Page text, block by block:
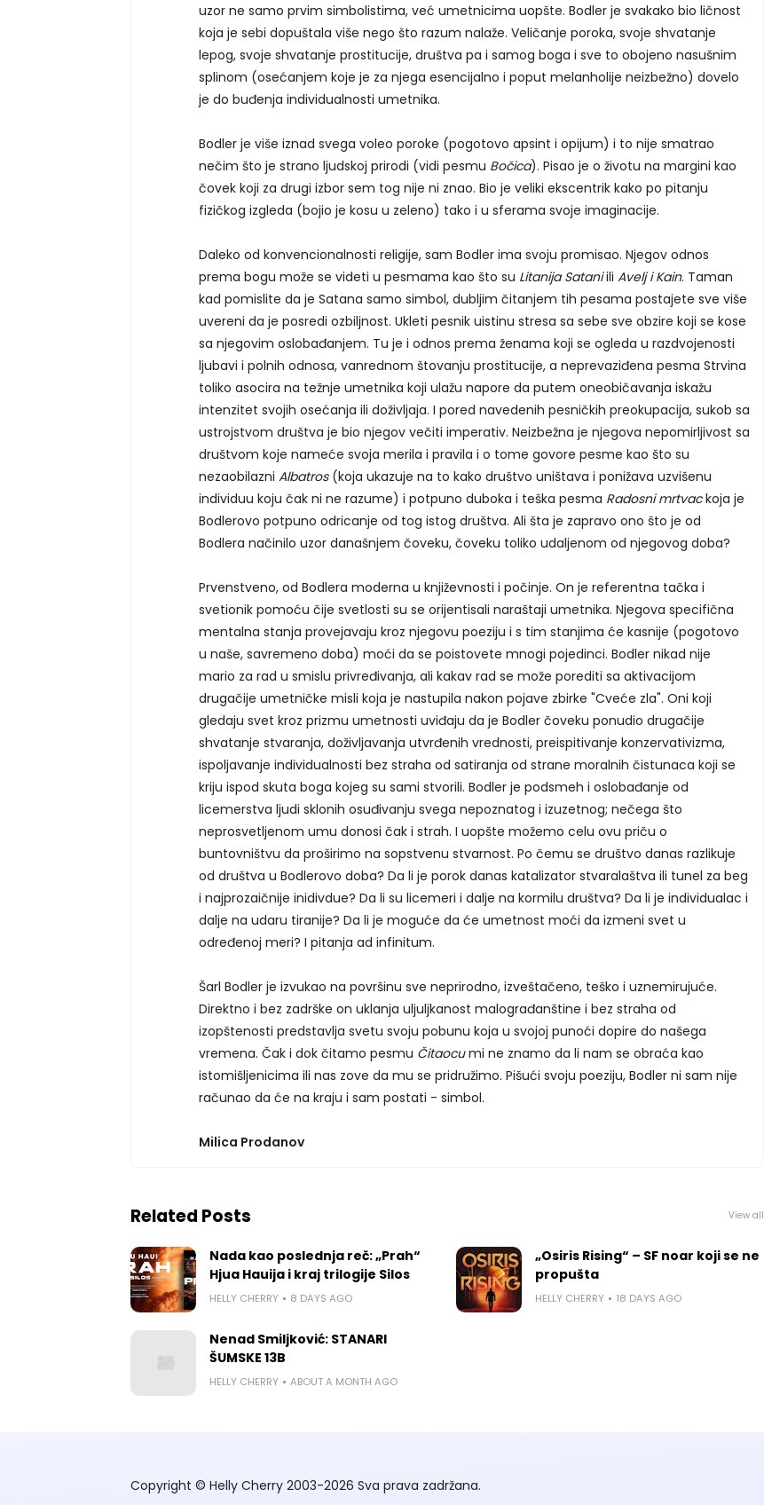
uzor ne samo prvim simbolistima, već umetnicima uopšte. Bodler je svakako bio ličnost
koja je sebi dopuštala više nego što razum nalaže. Veličanje poroka, svoje shvatanje
lepog, svoje shvatanje prostitucije, društva pa i samog boga i sve to obojeno nasušnim
splinom (osećanjem koje je za njega esencijalno i poput melanholije neizbežno) dovelo
je do buđenja individualnosti umetnika.
Bodler je više iznad svega voleo poroke (pogotovo apsint i opijum) i to nije smatrao
nečim što je strano ljudskoj prirodi (vidi pesmu Bočica). Pisao je o životu na margini kao
čovek koji za drugi izbor sem tog nije ni znao. Bio je veliki ekscentrik kako po pitanju
fizičkog izgleda (bojio je kosu u zeleno) tako i u sferama svoje imaginacije.
Daleko od konvencionalnosti religije, sam Bodler ima svoju promisao. Njegov odnos
prema bogu može se videti u pesmama kao što su Litanija Sataniili Avelj i Kain. Taman
kad pomislite da je Satana samo simbol, dubljim čitanjem tih pesama postajete sve više
uvereni da je posredi ozbiljnost. Ukleti pesnik uistinu stresa sa sebe sve obzire koji se kose
sa njegovim oslobađanjem. Tu je i odnos prema ženama koji se ogleda u razdvojenosti
ljubavi i polnih odnosa, vanrednom štovanju prostitucije, a neprevaziđena pesma Strvina
toliko asocira na težnje umetnika koji ulažu napore da putem oneobičavanja iskažu
intenzitet svojih osećanja ili doživljaja. I pored navedenih pesničkih preokupacija, sukob sa
ustrojstvom društva je bio njegov večiti imperativ. Neizbežna je njegova nepomirljivost sa
društvom koje nameće svoja merila i pravila i o tome govore pesme kao što su
nezaobilazni Albatros (koja ukazuje na to kako društvo uništava i ponižava uzvišenu
individuu koju čak ni ne razume) i potpuno duboka i teška pesma Radosni mrtvackoja je
Bodlerovo potpuno odricanje od tog istog društva. Ali šta je zapravo ono što je od
Bodlera načinilo uzor današnjem čoveku, čoveku toliko udaljenom od njegovog doba?
Prvenstveno, od Bodlera moderna u književnosti i počinje. On je referentna tačka i
svetionik pomoću čije svetlosti su se orijentisali naraštaji umetnika. Njegova specifična
mentalna stanja provejavaju kroz njegovu poeziju i s tim stanjima će kasnije (pogotovo
u naše, savremeno doba) moći da se poistovete mnogi pojedinci. Bodler nikad nije
mario za rad u smislu privređivanja, ali kakav rad se može porediti sa aktivacijom
drugačije umetničke misli koja je nastupila nakon pojave zbirke "Cveće zla". Oni koji
gledaju svet kroz prizmu umetnosti uviđaju da je Bodler čoveku ponudio drugačije
shvatanje stvaranja, doživljavanja utvrđenih vrednosti, preispitivanje konzervativizma,
ispoljavanje individualnosti bez straha od satiranja od strane moralnih čistunaca koji se
kriju ispod skuta boga kojeg su sami stvorili. Bodler je podsmeh i oslobađanje od
licemerstva ljudi sklonih osuđivanju svega nepoznatog i izuzetnog; nečega što
neprosvetljenom umu donosi čak i strah. I uopšte možemo celu ovu priču o
buntovništvu da proširimo na sopstvenu stvarnost. Po čemu se društvo danas razlikuje
od društva u Bodlerovo doba? Da li je porok danas katalizator stvaralaštva ili tunel za beg
i najprozaičnije inidivdue? Da li su licemeri i dalje na kormilu društva? Da li je individualac i
dalje na udaru tiranije? Da li je moguće da će umetnost moći da izmeni svet u
određenoj meri? I pitanja ad infinitum.
Šarl Bodler je izvukao na površinu sve neprirodno, izveštačeno, teško i uznemirujuće.
Direktno i bez zadrške on uklanja uljuljkanost malograđanštine i bez straha od
izopštenosti predstavlja svetu svoju pobunu koja u svojoj punoći dopire do našega
vremena. Čak i dok čitamo pesmu Čitaocumi ne znamo da li nam se obraća kao
istomišljenicima ili nas zove da mu se pridružimo. Pišući svoju poeziju, Bodler ni sam nije
računao da će na kraju i sam postati - simbol.
Milica Prodanov
Related Posts View all
Nada kao poslednja reč: „Prah“
Hjua Hauija i kraj trilogije Silos
HELLY CHERRY 8 DAYS AGO
„Osiris Rising“ – SF noar koji se ne
propušta
HELLY CHERRY 18 DAYS AGO
Nenad Smiljković: STANARI
ŠUMSKE 13B
HELLY CHERRY ABOUT A MONTH AGO
Copyright © Helly Cherry 2003-2026 Sva prava zadržana.